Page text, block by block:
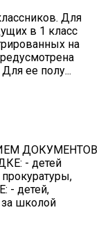
Для
в 1 класс
на
ее полу...
ДОКУМЕНТОВ
- детей
- детей,
за школой